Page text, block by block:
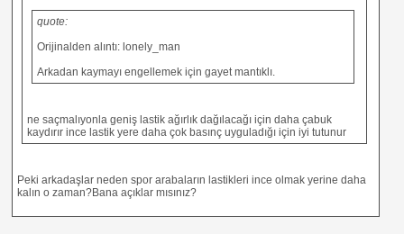
quote:
Orijinalden alıntı: lonely_man
Arkadan kaymayı engellemek için gayet mantıklı.
ne saçmalıyonla geniş lastik ağırlık dağılacağı için daha çabuk
kaydırır ince lastik yere daha çok basınç uyguladığı için iyi tutunur
Peki arkadaşlar neden spor arabaların lastikleri ince olmak yerine daha
kalın o zaman?Bana açıklar mısınız?